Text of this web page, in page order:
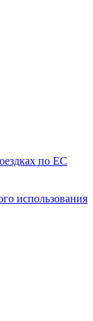
по ЕС
использования